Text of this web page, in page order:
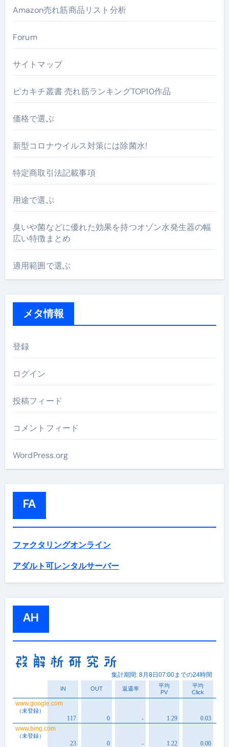
Amazon売れ筋商品リスト分析
Forum
サイトマップ
ピカキチ叢書 売れ筋ランキングTOP10作品
価格で選ぶ
新型コロナウイルス対策には除菌水!
特定商取引法記載事項
用途で選ぶ
臭いや菌などに優れた効果を持つオゾン水発生器の幅
広い特徴まとめ
適用範囲で選ぶ
メタ情報
登録
ログイン
投稿フィード
コメントフィード
WordPress.org
FA
ファクタリングオンライン
アダルト可レンタルサーバー
AH